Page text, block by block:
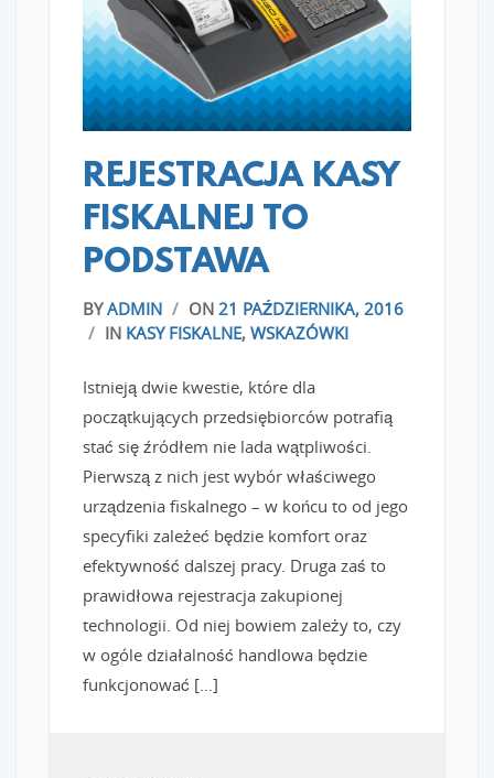
READ MORE
REJESTRACJA KASY
FISKALNEJ TO
PODSTAWA
BYADMIN / ON 21 PAŹDZIERNIKA, 2016
/ IN KASY FISKALNE, WSKAZÓWKI
Istnieją dwie kwestie, które dla
początkujących przedsiębiorców potrafią
stać się źródłem nie lada wątpliwości.
Pierwszą z nich jest wybór właściwego
urządzenia fiskalnego – w końcu to od jego
specyfiki zależeć będzie komfort oraz
efektywność dalszej pracy. Druga zaś to
prawidłowa rejestracja zakupionej
technologii. Od niej bowiem zależy to, czy
w ogóle działalność handlowa będzie
funkcjonować […]